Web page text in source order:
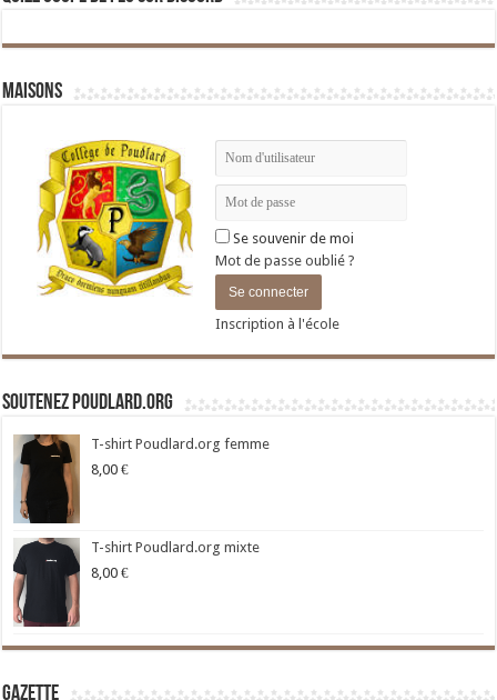
Maisons
Se souvenir de moi
Mot de passe oublié ?
Inscription à l'école
Soutenez Poudlard.org
T-shirt Poudlard.org femme
8,00 €
T-shirt Poudlard.org mixte
8,00 €
Gazette